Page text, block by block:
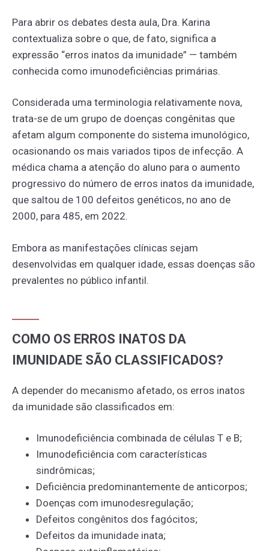
Para abrir os debates desta aula, Dra. Karina
contextualiza sobre o que, de fato, significa a
expressão “erros inatos da imunidade” — também
conhecida como imunodeficiências primárias.
Considerada uma terminologia relativamente nova,
trata-se de um grupo de doenças congênitas que
afetam algum componente do sistema imunológico,
ocasionando os mais variados tipos de infecção. A
médica chama a atenção do aluno para o aumento
progressivo do número de erros inatos da imunidade,
que saltou de 100 defeitos genéticos, no ano de
2000, para 485, em 2022.
Embora as manifestações clínicas sejam
desenvolvidas em qualquer idade, essas doenças são
prevalentes no público infantil.
COMO OS ERROS INATOS DA
IMUNIDADE SÃO CLASSIFICADOS?
A depender do mecanismo afetado, os erros inatos
da imunidade são classificados em:
Imunodeficiência combinada de células T e B;
Imunodeficiência com características
sindrômicas;
Deficiência predominantemente de anticorpos;
Doenças com imunodesregulação;
Defeitos congênitos dos fagócitos;
Defeitos da imunidade inata;